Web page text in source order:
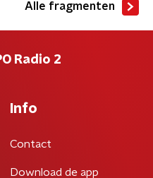
Alle fragmenten
Radio 2
Info
Contact
Download de app